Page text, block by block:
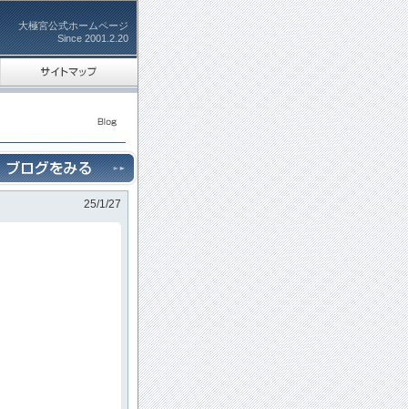
大極宮公式ホームページ
Since 2001.2.20
25/1/27